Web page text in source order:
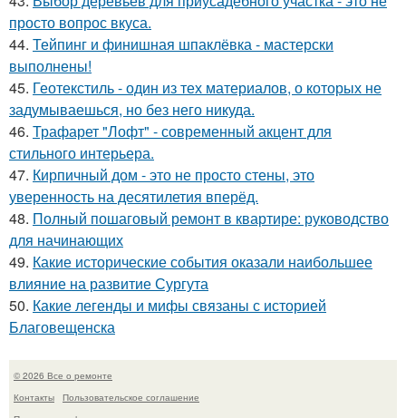
просто вопрос вкуса.
44. Тейпинг и финишная шпаклёвка - мастерски
выполнены!
45. Геотекстиль - один из тех материалов, о которых не
задумываешься, но без него никуда.
46. Трафарет "Лофт" - современный акцент для
стильного интерьера.
47. Кирпичный дом - это не просто стены, это
уверенность на десятилетия вперёд.
48. Полный пошаговый ремонт в квартире: руководство
для начинающих
49. Какие исторические события оказали наибольшее
влияние на развитие Сургута
50. Какие легенды и мифы связаны с историей
Благовещенска
© 2026 Все о ремонте
Контакты
Пользовательское соглашение